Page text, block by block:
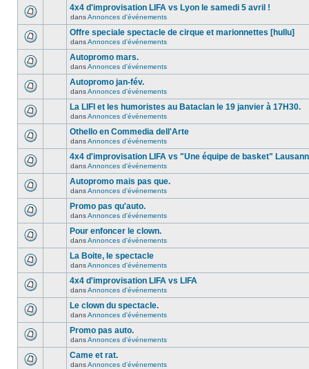
4x4 d'improvisation LIFA vs Lyon le samedi 5 avril !
dansAnnonces d'événements
Offre speciale spectacle de cirque et marionnettes [hullu]
dansAnnonces d'événements
Autopromo mars.
dansAnnonces d'événements
Autopromo jan-fév.
dansAnnonces d'événements
La LIFI et les humoristes au Bataclan le 19 janvier à 17H30.
dansAnnonces d'événements
Othello en Commedia dell'Arte
dansAnnonces d'événements
4x4 d'improvisation LIFA vs "Une équipe de basket"
dansAnnonces d'événements
Autopromo mais pas que.
dansAnnonces d'événements
Promo pas qu'auto.
dansAnnonces d'événements
Pour enfoncer le clown.
dansAnnonces d'événements
La Boite, le spectacle
dansAnnonces d'événements
4x4 d'improvisation LIFA vs LIFA
dansAnnonces d'événements
Le clown du spectacle.
dansAnnonces d'événements
Promo pas auto.
dansAnnonces d'événements
Came et rat.
dansAnnonces d'événements